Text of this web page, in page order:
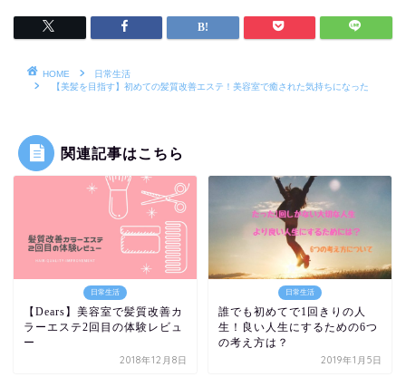
HOME
日常生活
【美髪を目指す】初めての髪質改善エステ！美容室で癒された気持ちになった
関連記事はこちら
日常生活
【Dears】美容室で髪質改善カ
ラーエステ2回目の体験レビュ
ー
2018年12月8日
日常生活
誰でも初めてで1回きりの人
生！良い人生にするための6つ
の考え方は？
2019年1月5日